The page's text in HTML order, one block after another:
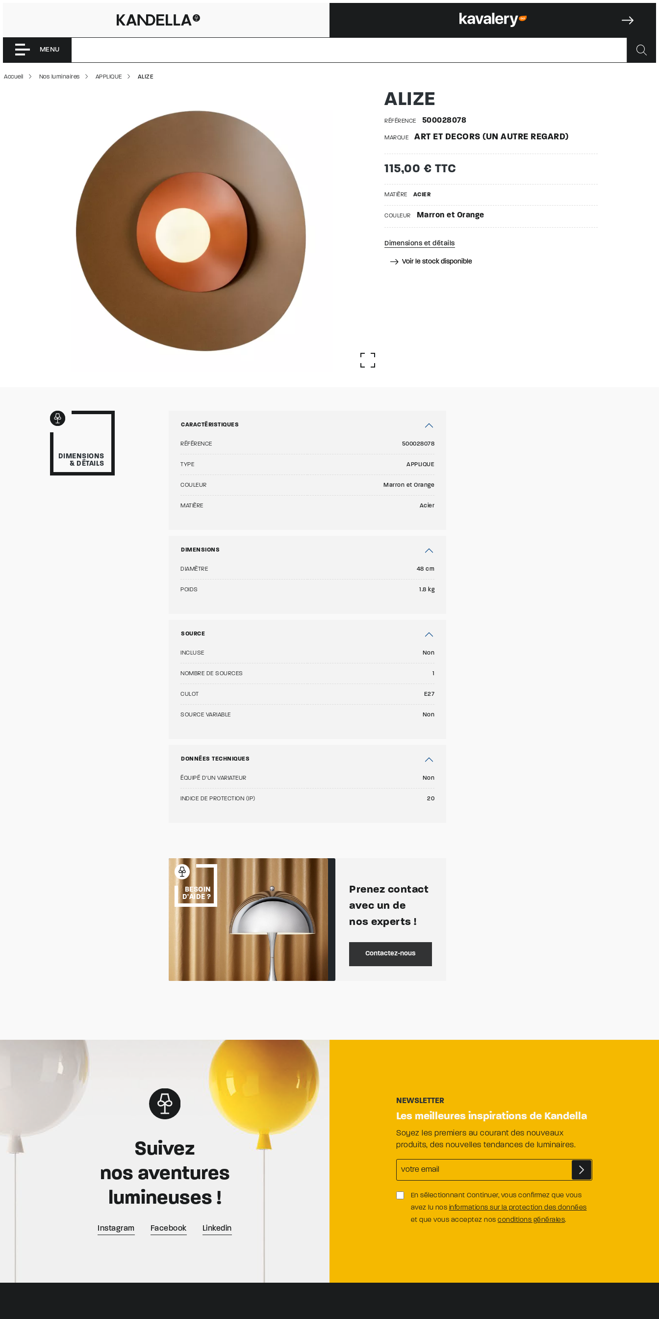
ALIZE | 500028078
MENU
Accueil Nos luminaires APPLIQUE ALIZE
ALIZE
RÉFÉRENCE 500028078
MARQUE ART ET DECORS (UN AUTRE REGARD)
115,00 € TTC
MATIÈRE ACIER
COULEUR Marron et Orange
Dimensions et détails
Voir le stock disponible
DIMENSIONS
& DÉTAILS
CARACTÉRISTIQUES
RÉFÉRENCE 500028078
TYPE APPLIQUE
COULEUR Marron et Orange
MATIÈRE Acier
DIMENSIONS
DIAMÈTRE 48 cm
POIDS 1.8 kg
SOURCE
INCLUSE Non
NOMBRE DE SOURCES 1
CULOT E27
SOURCE VARIABLE Non
DONNÉES TECHNIQUES
ÉQUIPÉ D'UN VARIATEUR Non
INDICE DE PROTECTION (IP) 20
BESOIN
D'AIDE ?
Prenez contact
avec un de
nos experts !
Contactez-nous
Suivez
nos aventures
lumineuses !
Instagram Facebook Linkedin
NEWSLETTER
Les meilleures inspirations de Kandella
Soyez les premiers au courant des nouveaux
produits, des nouvelles tendances de luminaires.
En sélectionnant Continuer, vous confirmez que vous
avez lu nos informations sur la protection des données
et que vous acceptez nos conditions générales.